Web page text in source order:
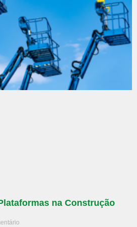
na Construção